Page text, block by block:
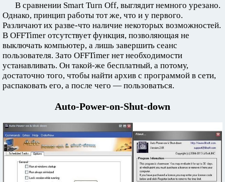
В сравнении Smart Turn Off, выглядит немного урезано.
Однако, принцип работы тот же, что и у первого.
Различают их разве-что наличие некоторых возможностей.
В OFFTimer отсутствует функция, позволяющая не
выключать компьютер, а лишь завершить сеанс
пользователя. Зато OFFTimer нет необходимости
устанавливать. Он такой-же бесплатный, а потому,
достаточно того, чтобы найти архив с программой в сети,
распаковать его, а после чего — пользоваться.
Auto-Power-on-Shut-down